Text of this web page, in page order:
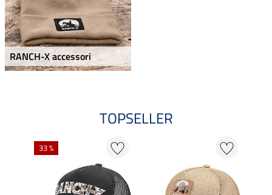
RANCH-X accessori
TOPSELLER
33 %